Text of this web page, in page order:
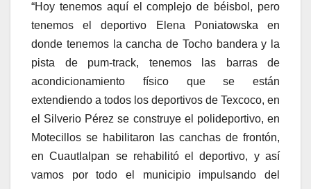
“Hoy tenemos aquí el complejo de béisbol, pero
tenemos el deportivo Elena Poniatowska en
donde tenemos la cancha de Tocho bandera y la
pista de pum-track, tenemos las barras de
acondicionamiento físico que se están
extendiendo a todos los deportivos de Texcoco, en
el Silverio Pérez se construye el polideportivo, en
Motecillos se habilitaron las canchas de frontón,
en Cuautlalpan se rehabilitó el deportivo, y así
vamos por todo el municipio impulsando del